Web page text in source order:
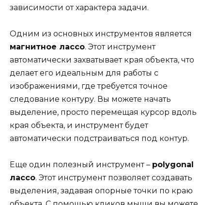
зависимости от характера задачи.
Одним из основных инструментов является
магнитное лассо. Этот инструмент
автоматически захватывает края объекта, что
делает его идеальным для работы с
изображениями, где требуется точное
следование контуру. Вы можете начать
выделение, просто перемещая курсор вдоль
края объекта, и инструмент будет
автоматически подстраиваться под контур.
Еще один полезный инструмент – polygonal
лассо. Этот инструмент позволяет создавать
выделения, задавая опорные точки по краю